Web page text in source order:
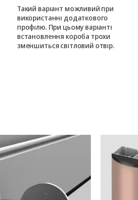
Такий варіант можливий при
використанні додаткового
профілю. При цьому варіанті
встановлення короба трохи
зменшиться світловий отвір.